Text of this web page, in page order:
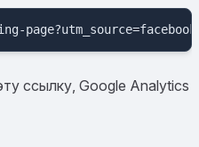
ссылку, Google Analytics